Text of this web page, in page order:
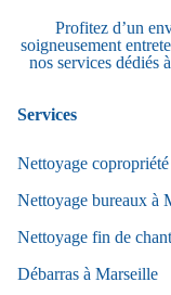
Profitez d’un
soigneusement
nos services dédiés
Services
Nettoyage
Nettoyage bureaux à
Nettoyage fin de
Débarras à Marseille